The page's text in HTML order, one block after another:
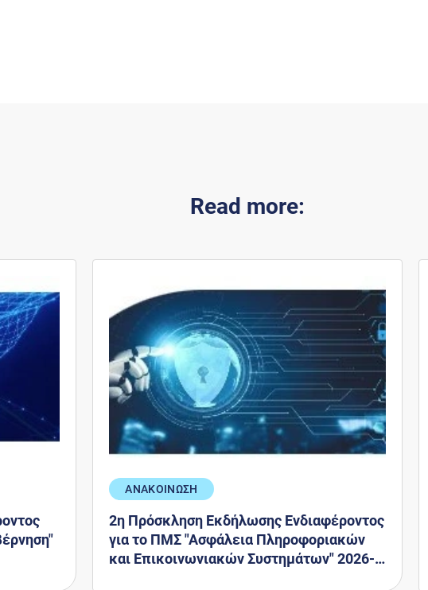
Read more:
ΑΝΑΚΟΙΝΩΣΗ
2η Πρόσκληση Εκδήλωσης Ενδιαφέροντος
για το ΠΜΣ "Ασφάλεια Πληροφοριακών
και Επικοινωνιακών Συστημάτων" 2026-